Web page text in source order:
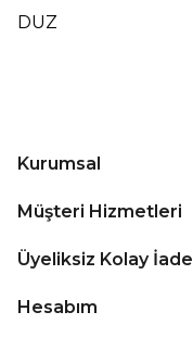
DUZ
Kurumsal
Müşteri Hizmetleri
Üyeliksiz Kolay İade
Hesabım